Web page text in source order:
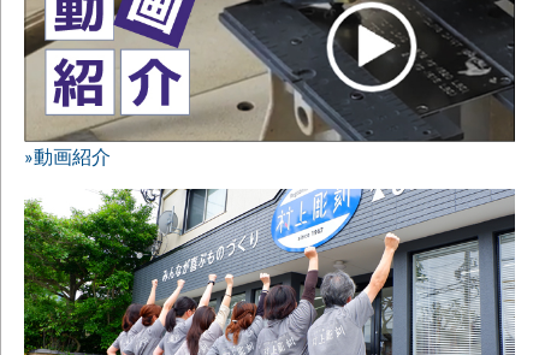
»動画紹介